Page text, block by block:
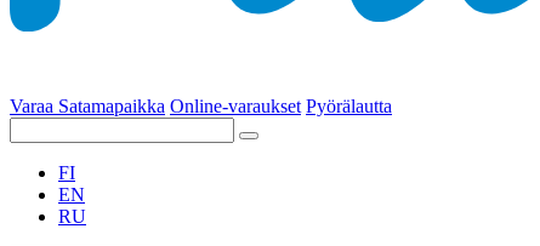
Varaa Satamapaikka Online-varaukset Pyörälautta
FI
EN
RU